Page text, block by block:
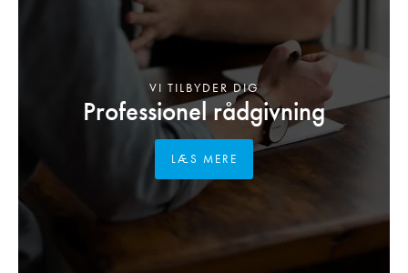
Professionel rådgivning
VI TILBYDER DIG
LÆS MERE